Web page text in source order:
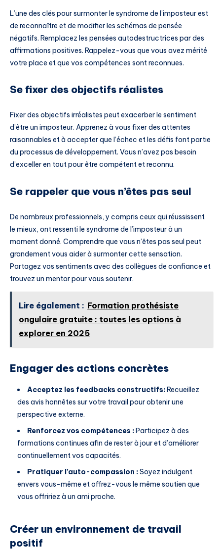
L’une des clés pour surmonter le syndrome de l’imposteur est
de reconnaître et de modifier les schémas de pensée
négatifs. Remplacez les pensées autodestructrices par des
affirmations positives. Rappelez-vous que vous avez mérité
votre place et que vos compétences sont reconnues.
Se fixer des objectifs réalistes
Fixer des objectifs irréalistes peut exacerber le sentiment
d’être un imposteur. Apprenez à vous fixer des attentes
raisonnables et à accepter que l’échec et les défis font partie
du processus de développement. Vous n’avez pas besoin
d’exceller en tout pour être compétent et reconnu.
Se rappeler que vous n’êtes pas seul
De nombreux professionnels, y compris ceux qui réussissent
le mieux, ont ressenti le syndrome de l’imposteur à un
moment donné. Comprendre que vous n’êtes pas seul peut
grandement vous aider à surmonter cette sensation.
Partagez vos sentiments avec des collègues de confiance et
trouvez un mentor pour vous soutenir.
Lire également : Formation prothésiste
ongulaire gratuite : toutes les options à
explorer en 2025
Engager des actions concrètes
Acceptez les feedbacks constructifs:Recueillez
des avis honnêtes sur votre travail pour obtenir une
perspective externe.
Renforcez vos compétences :Participez à des
formations continues afin de rester à jour et d’améliorer
continuellement vos capacités.
Pratiquer l’auto-compassion :Soyez indulgent
envers vous-même et offrez-vous le même soutien que
vous offririez à un ami proche.
Créer un environnement de travail
positif